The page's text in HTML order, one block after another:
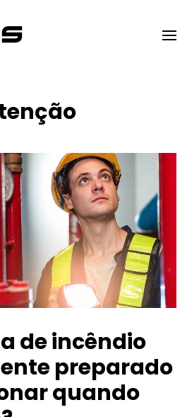
de incêndio
preparado
quando